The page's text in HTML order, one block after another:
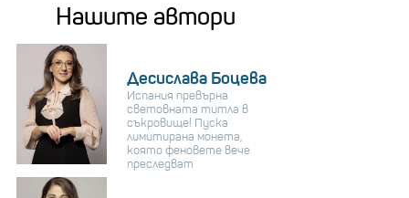
Нашите автори
Десислава Боцева
Испания превърна
световната титла в
съкровище! Пуска
лимитирана монета,
която феновете вече
преследват